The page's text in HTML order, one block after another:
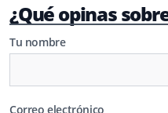
¿Qué opinas
Tu nombre
Correo electrónico